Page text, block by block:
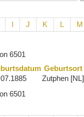
I J K L M
6501
Geburtsort
Zutphen [NL]
6501